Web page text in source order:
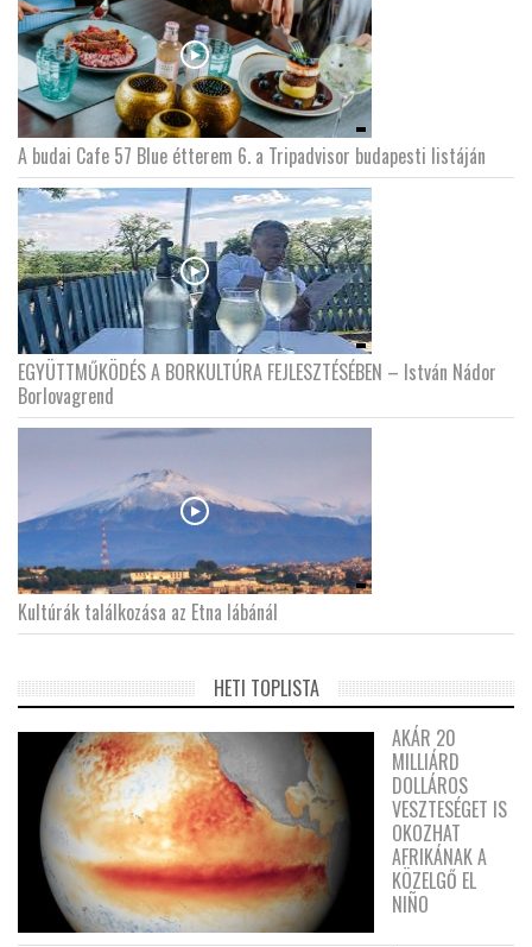
GLOBOBOOK
A budai Cafe 57 Blue étterem 6. a Tripadvisor budapesti listáján
EGYÜTTMŰKÖDÉS A BORKULTÚRA FEJLESZTÉSÉBEN – István Nádor
Borlovagrend
Kultúrák találkozása az Etna lábánál
HETI TOPLISTA
AKÁR 20
MILLIÁRD
DOLLÁROS
VESZTESÉGET IS
OKOZHAT
AFRIKÁNAK A
KÖZELGŐ EL
NIÑO